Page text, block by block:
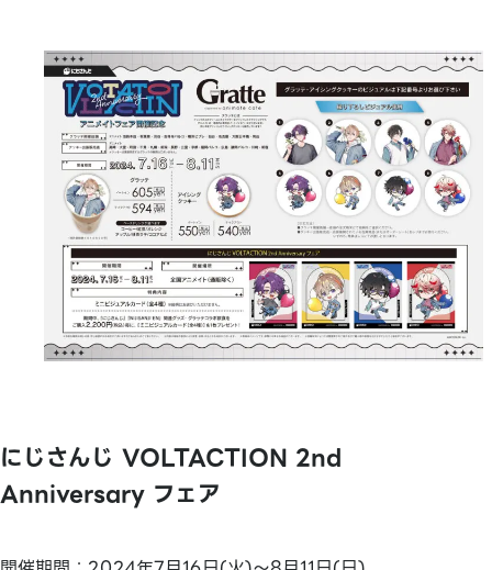
にじさんじ VOLTACTION 2nd
Anniversary フェア